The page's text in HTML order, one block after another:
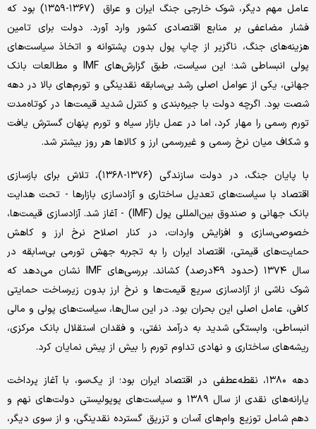
عامل مهم دیگر، شوک خارجی جنگ ایران و عراق (۱۳۶۷-۱۳۵۹) بود که
فشار مضاعفی بر منابع اقتصادی کشور وارد آورد. دولت برای تامین
هزینه‌‌‌های جنگ، ناگزیر از چاپ پول بدون پشتوانه و اتخاذ سیاست‌‌‌های
پولی انبساطی شد؛ این سیاست، طبق گزارش‌‌‌های IMF و مطالعات بانک
جهانی، یکی از عوامل اصلی رشد بی‌‌‌سابقه نقدینگی و تورم‌‌‌های بالا در دهه
شصت بود. اگرچه دولت با جیره‌‌‌بندی و کنترل شدید قیمت‌‌‌ها در کوتاه‌‌‌مدت
تورم رسمی را مهار کرد، اما در عمل بازار سیاه و تورم پنهان گسترش یافت
و شکاف میان نرخ رسمی و غیررسمی ارز و کالاها هر روز بیشتر شد.
با پایان جنگ، در دولت سازندگی (۱۳۷۶-۱۳۶۸)، تلاش برای بازسازی
اقتصاد با سیاست‌‌‌های تعدیل ساختاری و آزادسازی بازارها - تحت هدایت
بانک جهانی و صندوق بین‌‌‌المللی پول (IMF) - آغاز شد. آزادسازی قیمت‌‌‌ها،
خصوصی‌‌‌سازی و افزایش واردات، در کنار اصلاح نرخ ارز و کاهش
حمایت‌‌‌های قیمتی، اقتصاد ایران را به تجربه جهش تورمی بی‌‌‌سابقه در
سال ۱۳۷۴ (حدود ۴۹درصد) کشاند. بررسی‌‌‌های IMF نشان می‌‌‌دهد که
شوک ناشی از آزادسازی سریع قیمت‌‌‌ها و نرخ ارز بدون زیرساخت حمایتی
کافی، عامل اصلی این بحران بود. در این سال‌‌‌ها، سیاست‌‌‌های پولی و مالی
انبساطی، وابستگی شدید به درآمد نفتی، و فقدان استقلال بانک مرکزی،
ریشه‌‌‌های ساختاری و نهادی تداوم تورم را بیش از پیش نمایان کرد.
دهه ۱۳۸۰، نقطه‌عطفی در اقتصاد ایران بود؛ از یک‌‌‌سو، با آغاز پرداخت
یارانه‌‌‌های نقدی از سال ۱۳۸۹ و سیاست‌‌‌های پوپولیستی دولت‌‌‌های نهم و
دهم شامل توزیع وام‌‌‌های آسان و تزریق گسترده نقدینگی، و از سوی دیگر،